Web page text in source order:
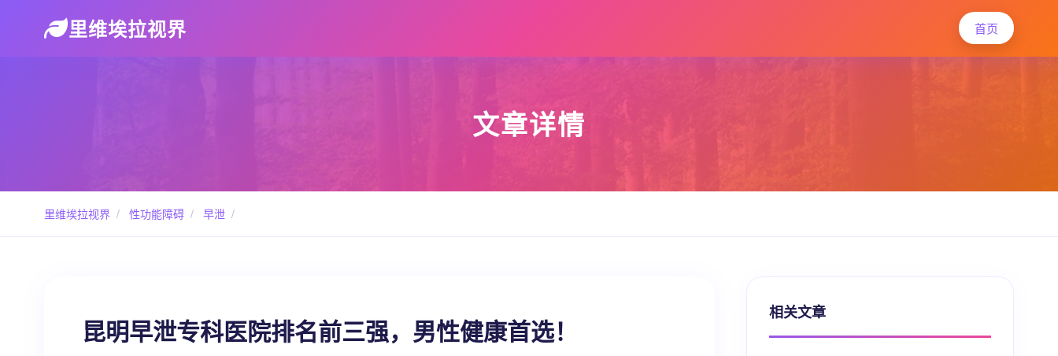
里维埃拉视界 首页
文章详情
里维埃拉视界 / 性功能障碍 / 早泄 /
昆明早泄专科医院排名前三强，男性健康首选！
相关文章